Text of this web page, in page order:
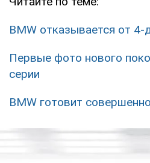
BMW отказывается от 4-
Первые фото нового
серии
BMW готовит